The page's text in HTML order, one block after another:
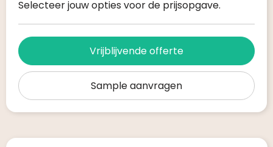
Selecteer jouw opties voor de prijsopgave.
Vrijblijvende offerte
Sample aanvragen